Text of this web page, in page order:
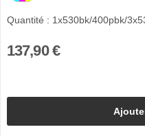
Quantité : 1x530bk/400pbk/
137,90 €